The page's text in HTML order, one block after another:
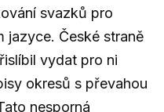
svazků pro
jazyce. České straně
vydat pro ni
okresů s převahou
nesporná